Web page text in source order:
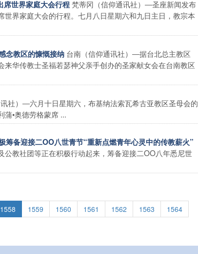
席世界家庭大会行程梵蒂冈（信仰通讯社）―圣座新闻发布
界家庭大会的行程。七月八日星期六和九日主日，教宗本
念教区的慷慨接纳 台南（信仰通讯社）―据台北总主教区
来华传教士圣福若瑟神父亲手创办的圣家献女会在台南教区
社）―六月十日星期六，布基纳法索瓦希古亚教区圣母会的
•奥德劳格蒙席 ...
备迎接二OO八世青节“重新点燃青年心灵中的传教薪火”
教社团等正在积极行动起来，筹备迎接二OO八年悉尼世
1558 1559 1560 1561 1562 1563 1564